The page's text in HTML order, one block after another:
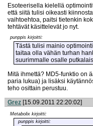
Esoteerisella kielellä
että siitä tulisi oikeasti
vaihtoehtoa, paitsi tietenkin
tehtävät käsittelevät jo nyt.
punppis kirjoitti:
Tästä tulisi mainio
taitaa olla vähän turhan
suurimmalle osalle
Mitä ihmettä? MD5-funktio on
paria lukua) ja lisäksi
teho osittain perustuu.
Grez [15.09.2011 22:20:02]
Metabolix kirjoitti:
punppis kirjoitti: